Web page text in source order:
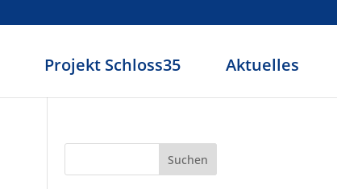
Projekt Schloss35 Aktuelles
Suchen